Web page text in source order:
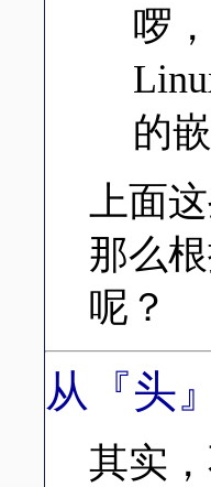
啰
的
上面
那么
呢？
从『头
其实